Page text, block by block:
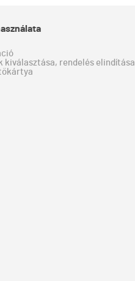
kiválasztása, rendelés elindítása